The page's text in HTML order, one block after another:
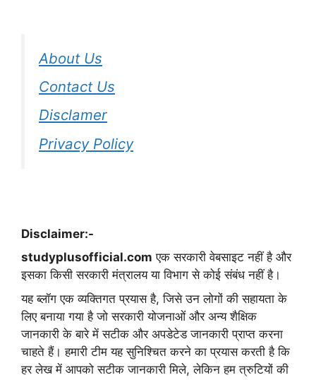
About Us
Contact Us
Disclamer
Privacy Policy
Disclaimer:-
studyplusofficial.com एक सरकारी वेबसाइट नहीं है और
इसका किसी सरकारी मंत्रालय या विभाग से कोई संबंध नहीं है।
यह ब्लॉग एक व्यक्तिगत प्रयास है, जिसे उन लोगों की सहायता के
लिए बनाया गया है जो सरकारी योजनाओं और अन्य शैक्षिक
जानकारी के बारे में सटीक और अपडेटेड जानकारी प्राप्त करना
चाहते हैं। हमारी टीम यह सुनिश्चित करने का प्रयास करती है कि
हर लेख में आपको सटीक जानकारी मिले, लेकिन हम त्रुटियों की